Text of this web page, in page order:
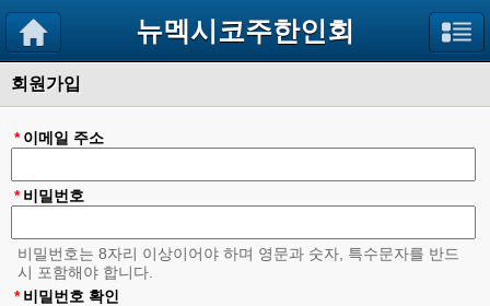
뉴멕시코주한인회
회원가입
이메일 주소
*
비밀번호
*
비밀번호는 8자리 이상이어야 하며 영문과 숫자, 특수문자를 반드
시 포함해야 합니다.
비밀번호 확인
*